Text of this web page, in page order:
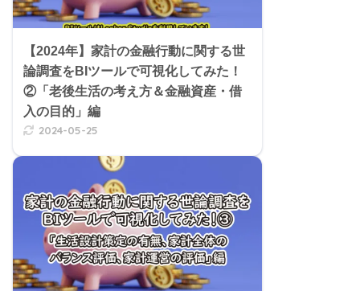
【2024年】家計の金融行動に関する世
論調査をBIツールで可視化してみた！
②「老後生活の考え方＆金融資産・借
入の目的」編
2024-05-25